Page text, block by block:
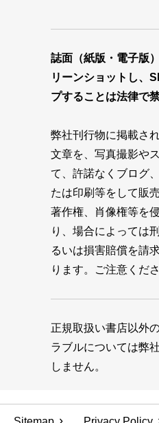
誌面（紙版・電子版
リーンショットし、
プすることは法律で
弊社刊行物に掲載さ
文章を、写真撮影や
て、許諾なくブログ
たは印刷等をして販
著作権、肖像権等を
り、場合によっては
るいは損害賠償を請
ります。ご注意くださ
正規取扱い書店以外
ラブルについては弊
しません。